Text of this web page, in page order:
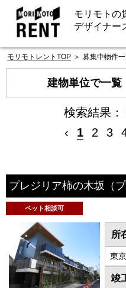
モリモトの
デザイナー
モリモトレントTOP ＞ 募集中物件
建物単位で一覧
検索結果：
‹
1 2 3
プレジリア柿の木坂 （
ペット相談可
所
東
竣